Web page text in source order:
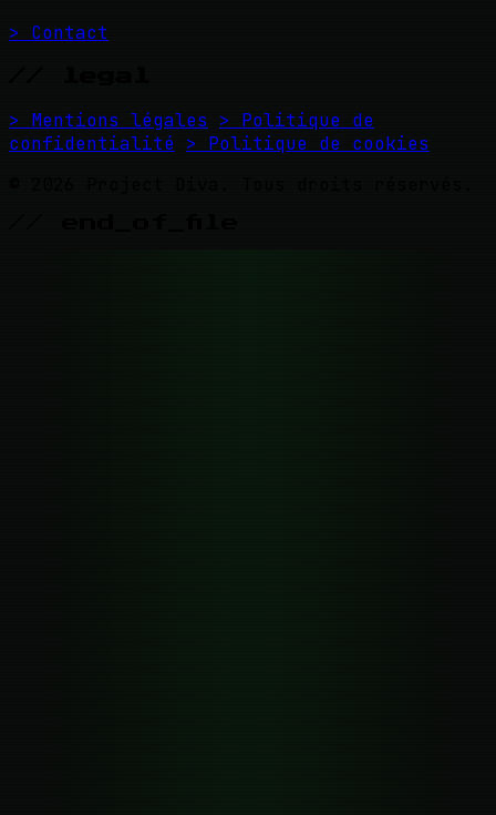
> Contact
> Mentions légales
> Politique de
confidentialité > Politique de cookies